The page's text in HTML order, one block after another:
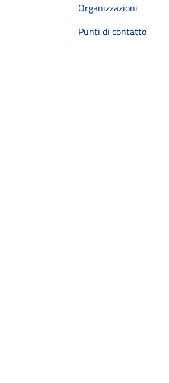
Organizzazioni
Punti di contatto